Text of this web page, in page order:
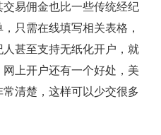
易佣金也比一些传统经纪
只需在线填写相关表格，
甚至支持无纸化开户，就
上开户还有一个好处，美
清楚，这样可以少交很多